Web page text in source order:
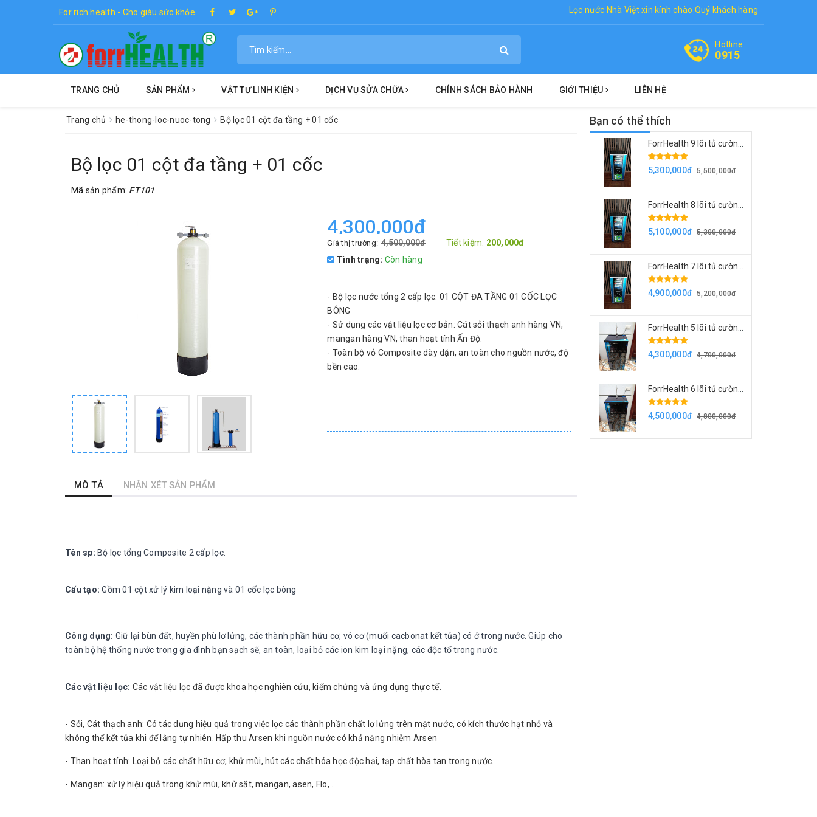
For rich health - Cho giàu sức khỏe Lọc nước Nhà Việt xin kính chào Quý khách hàng
Hotline
0915
TRANG CHỦ SẢN PHẨM VẬT TƯ LINH KIỆN DỊCH VỤ SỬA CHỮA CHÍNH SÁCH BẢO HÀNH GIỚI THIỆU LIÊN HỆ
Trang chủ he-thong-loc-nuoc-tong Bộ lọc 01 cột đa tầng + 01 cốc
Bộ lọc 01 cột đa tầng + 01 cốc
Mã sản phẩm: FT101
4,300,000đ
Giá thị trường: 4,500,000đ Tiết kiệm: 200,000đ
Tình trạng: Còn hàng
- Bộ lọc nước tổng 2 cấp lọc: 01 CỘT ĐA TẦNG 01 CỐC LỌC
BÔNG
- Sử dụng các vật liệu lọc cơ bản: Cát sỏi thạch anh hàng VN,
mangan hàng VN, than hoạt tính Ấn Độ.
- Toàn bộ vỏ Composite dày dặn, an toàn cho nguồn nước, độ
bền cao.
MÔ TẢ NHẬN XÉT SẢN PHẨM
Tên sp: Bộ lọc tổng Composite 2 cấp lọc.
Cấu tạo: Gồm 01 cột xử lý kim loại nặng và 01 cốc lọc bông
Công dụng: Giữ lại bùn đất, huyền phù lơ lửng, các thành phần hữu cơ, vô cơ (muối cacbonat kết tủa) có ở trong nước. Giúp cho
toàn bộ hệ thống nước trong gia đình bạn sạch sẽ, an toàn, loại bỏ các ion kim loại nặng, các độc tố trong nước.
Các vật liệu lọc: Các vật liệu lọc đã được khoa học nghiên cứu, kiểm chứng và ứng dụng thực tế.
- Sỏi, Cát thạch anh: Có tác dụng hiệu quả trong việc lọc các thành phần chất lơ lửng trên mặt nước, có kích thước hạt nhỏ và
không thể kết tủa khi để lắng tự nhiên. Hấp thu Arsen khi nguồn nước có khả năng nhiễm Arsen
- Than hoạt tính: Loại bỏ các chất hữu cơ, khử mùi, hút các chất hóa học độc hại, tạp chất hòa tan trong nước.
- Mangan: xử lý hiệu quả trong khử mùi, khử sắt, mangan, asen, Flo, …
Bạn có thể thích
5,300,000đ 5,500,000đ
5,100,000đ 5,300,000đ
4,900,000đ 5,200,000đ
4,300,000đ 4,700,000đ
4,500,000đ 4,800,000đ